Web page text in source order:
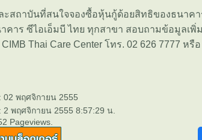
ะสถาบันที่สนใจจองซื้อหุ้นกู้ด้อยสิทธิของธนาค
คาร ซีไอเอ็มบี ไทย ทุกสาขา สอบถามข้อมูลเพิ่
Thai Care Center โทร. 02 626 7777 หรื
02 พฤศจิกายน 2555
2 พฤศจิกายน 2555 8:57:29 น.
Pageviews.